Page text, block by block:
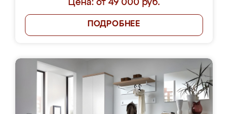
Цена: от 49 000 руб.
ПОДРОБНЕЕ